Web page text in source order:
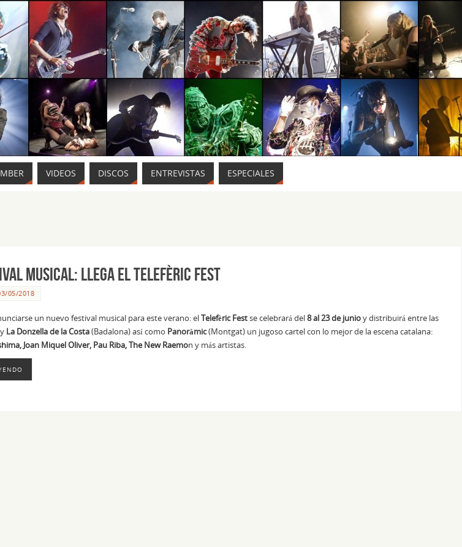
VIDEOS DISCOS ENTREVISTAS ESPECIALES
musical: llega el Telefèric Fest
05/2018
un nuevo festival musical para este verano: elTelefèric Festse celebrará del8 al 23 de junioy distribuirá entre las
y La Donzella de la Costa(Badalona) así como Panoràmic(Montgat) un jugoso cartel con lo mejor de la escena catalana:
Joan Miquel Oliver, Pau Riba, The New Raemon y más artistas.